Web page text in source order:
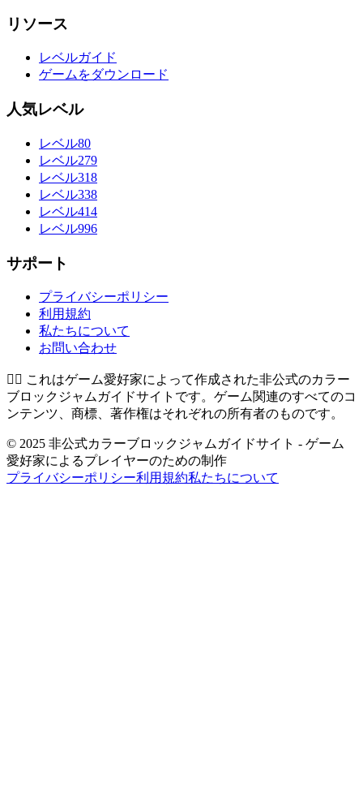
リソース
レベルガイド
ゲームをダウンロード
人気レベル
レベル80
レベル279
レベル318
レベル338
レベル414
レベル996
サポート
プライバシーポリシー
利用規約
私たちについて
お問い合わせ
👉🏻 これはゲーム愛好家によって作成された非公式のカラー
ブロックジャムガイドサイトです。ゲーム関連のすべてのコ
ンテンツ、商標、著作権はそれぞれの所有者のものです。
© 2025 非公式カラーブロックジャムガイドサイト - ゲーム
愛好家によるプレイヤーのための制作
プライバシーポリシー利用規約私たちについて